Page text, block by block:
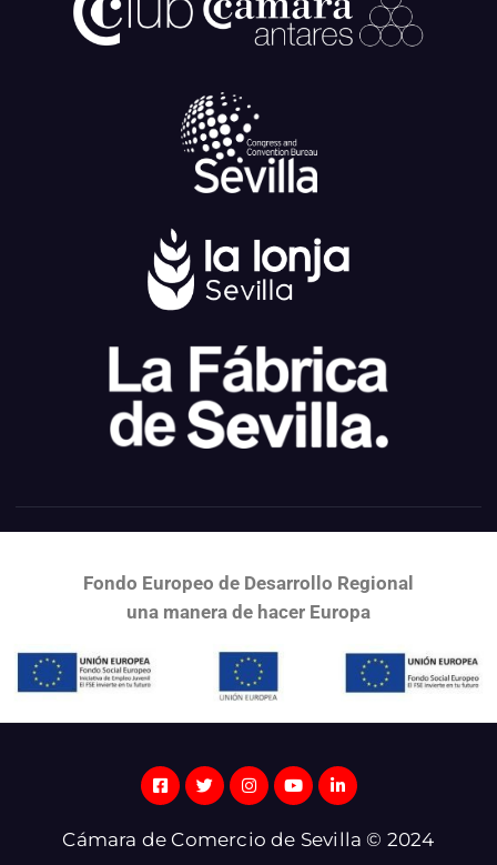
Fondo Europeo de Desarrollo Regional
una manera de hacer Europa
Cámara de Comercio de Sevilla © 2024